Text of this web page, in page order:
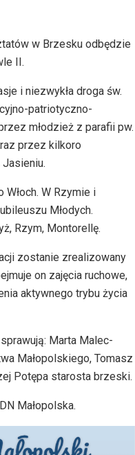
w Brzesku odbędzie
II.
i niezwykła droga św.
patriotyczno-
młodzież z parafii pw.
przez kilkoro
Włoch. W Rzymie i
Młodych.
Rzym, Montorellę.
zostanie zrealizowany
on zajęcia ruchowe,
aktywnego trybu życia
Marta Malec-
Małopolskiego, Tomasz
Potępa starosta brzeski.
Małopolska.